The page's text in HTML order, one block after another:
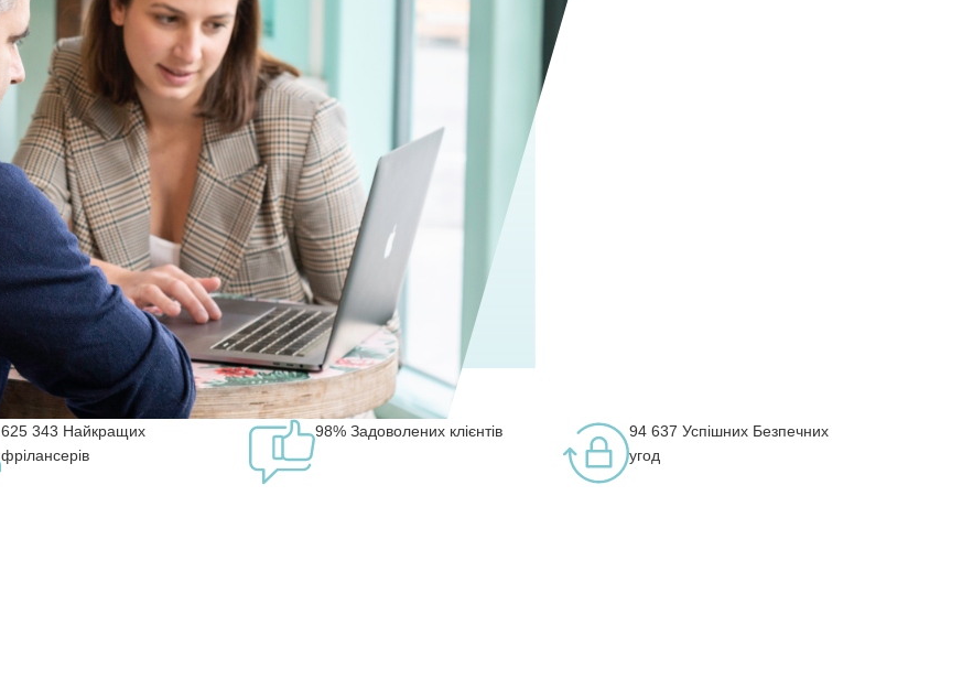
625 343 Найкращих
фрілансерів
98% Задоволених клієнтів 94 637 Успішних Безпечних
угод